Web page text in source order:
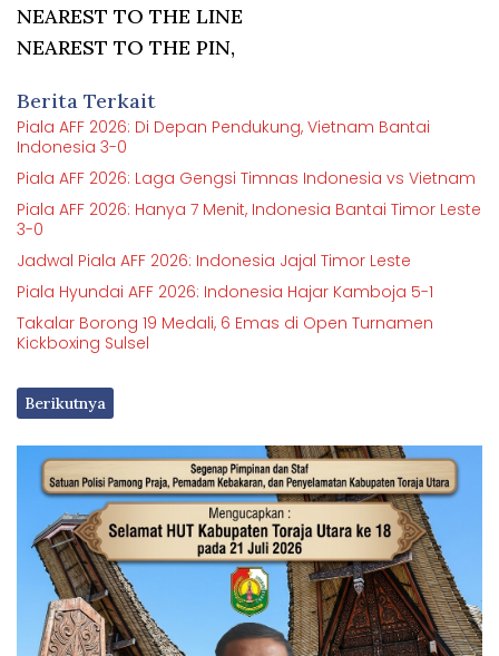
NEAREST TO THE LINE
NEAREST TO THE PIN,
Berita Terkait
Piala AFF 2026: Di Depan Pendukung, Vietnam Bantai
Indonesia 3-0
Piala AFF 2026: Laga Gengsi Timnas Indonesia vs Vietnam
Piala AFF 2026: Hanya 7 Menit, Indonesia Bantai Timor Leste
3-0
Jadwal Piala AFF 2026: Indonesia Jajal Timor Leste
Piala Hyundai AFF 2026: Indonesia Hajar Kamboja 5-1
Takalar Borong 19 Medali, 6 Emas di Open Turnamen
Kickboxing Sulsel
Berikutnya